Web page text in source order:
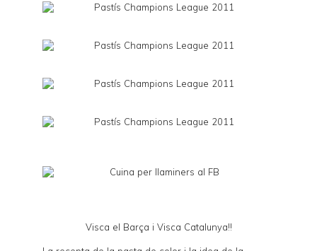
Visca el Barça i Visca Catalunya!!